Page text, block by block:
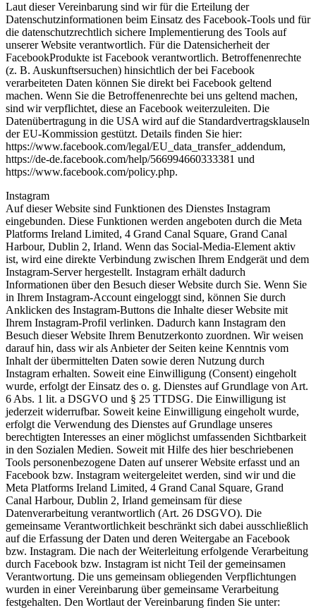
Laut dieser Vereinbarung sind wir für die Erteilung der
Datenschutzinformationen beim Einsatz des Facebook-Tools und für
die datenschutzrechtlich sichere Implementierung des Tools auf
unserer Website verantwortlich. Für die Datensicherheit der
FacebookProdukte ist Facebook verantwortlich. Betroffenenrechte
(z. B. Auskunftsersuchen) hinsichtlich der bei Facebook
verarbeiteten Daten können Sie direkt bei Facebook geltend
machen. Wenn Sie die Betroffenenrechte bei uns geltend machen,
sind wir verpflichtet, diese an Facebook weiterzuleiten. Die
Datenübertragung in die USA wird auf die Standardvertragsklauseln
der EU-Kommission gestützt. Details finden Sie hier:
https://www.facebook.com/legal/EU_data_transfer_addendum,
https://de-de.facebook.com/help/566994660333381 und
https://www.facebook.com/policy.php.
Instagram
Auf dieser Website sind Funktionen des Dienstes Instagram
eingebunden. Diese Funktionen werden angeboten durch die Meta
Platforms Ireland Limited, 4 Grand Canal Square, Grand Canal
Harbour, Dublin 2, Irland. Wenn das Social-Media-Element aktiv
ist, wird eine direkte Verbindung zwischen Ihrem Endgerät und dem
Instagram-Server hergestellt. Instagram erhält dadurch
Informationen über den Besuch dieser Website durch Sie. Wenn Sie
in Ihrem Instagram-Account eingeloggt sind, können Sie durch
Anklicken des Instagram-Buttons die Inhalte dieser Website mit
Ihrem Instagram-Profil verlinken. Dadurch kann Instagram den
Besuch dieser Website Ihrem Benutzerkonto zuordnen. Wir weisen
darauf hin, dass wir als Anbieter der Seiten keine Kenntnis vom
Inhalt der übermittelten Daten sowie deren Nutzung durch
Instagram erhalten. Soweit eine Einwilligung (Consent) eingeholt
wurde, erfolgt der Einsatz des o. g. Dienstes auf Grundlage von Art.
6 Abs. 1 lit. a DSGVO und § 25 TTDSG. Die Einwilligung ist
jederzeit widerrufbar. Soweit keine Einwilligung eingeholt wurde,
erfolgt die Verwendung des Dienstes auf Grundlage unseres
berechtigten Interesses an einer möglichst umfassenden Sichtbarkeit
in den Sozialen Medien. Soweit mit Hilfe des hier beschriebenen
Tools personenbezogene Daten auf unserer Website erfasst und an
Facebook bzw. Instagram weitergeleitet werden, sind wir und die
Meta Platforms Ireland Limited, 4 Grand Canal Square, Grand
Canal Harbour, Dublin 2, Irland gemeinsam für diese
Datenverarbeitung verantwortlich (Art. 26 DSGVO). Die
gemeinsame Verantwortlichkeit beschränkt sich dabei ausschließlich
auf die Erfassung der Daten und deren Weitergabe an Facebook
bzw. Instagram. Die nach der Weiterleitung erfolgende Verarbeitung
durch Facebook bzw. Instagram ist nicht Teil der gemeinsamen
Verantwortung. Die uns gemeinsam obliegenden Verpflichtungen
wurden in einer Vereinbarung über gemeinsame Verarbeitung
festgehalten. Den Wortlaut der Vereinbarung finden Sie unter: